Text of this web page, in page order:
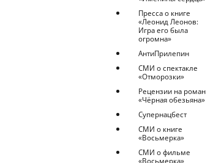
Пресса о книге
«Леонид Леонов:
Игра его была
огромна»
АнтиПрилепин
СМИ о спектакле
«Отморозки»
Рецензии на роман
«Чёрная обезьяна»
Супернацбест
СМИ о книге
«Восьмерка»
СМИ о фильме
«Восьмерка»